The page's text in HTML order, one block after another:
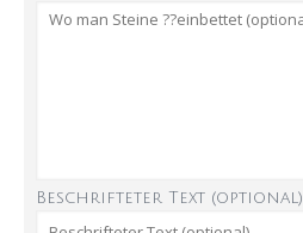
Beschrifteter Text (optional)